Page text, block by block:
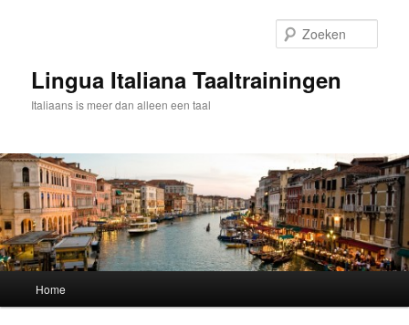
inhoud
inhoudLingua Italiana Taaltrainingen
Italiaans is meer dan alleen een taal
Home